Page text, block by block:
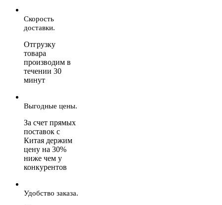
Скорость
доставки.
Отгрузку
товара
производим в
течении 30
минут
Выгодные цены.
За счет прямых
поставок с
Китая держим
цену на 30%
ниже чем у
конкурентов
Удобство заказа.